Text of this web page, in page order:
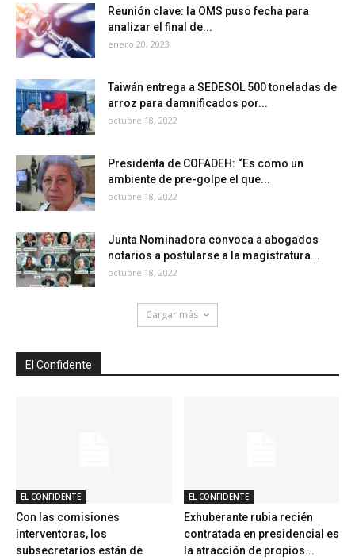
Reunión clave: la OMS puso fecha para
analizar el final de...
enero 20, 2023
Taiwán entrega a SEDESOL 500 toneladas de
arroz para damnificados por...
octubre 18, 2022
Presidenta de COFADEH: “Es como un
ambiente de pre-golpe el que...
octubre 18, 2022
Junta Nominadora convoca a abogados
notarios a postularse a la magistratura...
octubre 18, 2022
Cargar más
El Confidente
EL CONFIDENTE
Con las comisiones
interventoras, los
subsecretarios están de
EL CONFIDENTE
Exhuberante rubia recién
contratada en presidencial es
la atracción de propios...